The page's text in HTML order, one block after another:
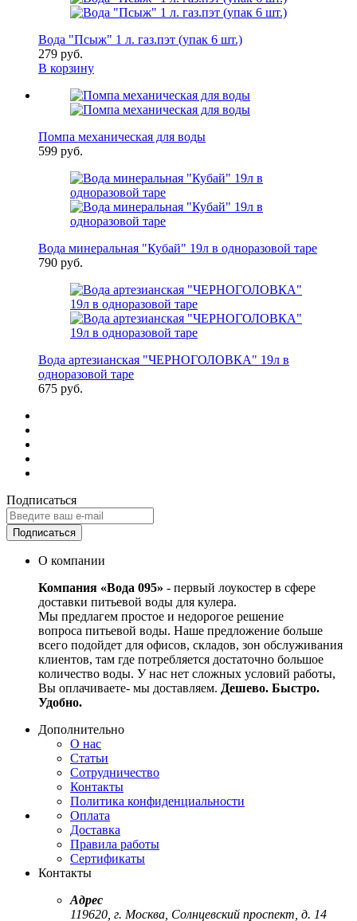
Вода "Псыж" 1 л. газ.пэт (упак 6 шт.)
279 руб.
В корзину
Помпа механическая для воды
599 руб.
Вода минеральная "Кубай" 19л в одноразовой таре
790 руб.
Вода артезианская "ЧЕРНОГОЛОВКА" 19л в
одноразовой таре
675 руб.
Подписаться
Подписаться
О компании
Компания «Вода 095» - первый лоукостер в сфере
доставки питьевой воды для кулера.
Мы предлагем простое и недорогое решение
вопроса питьевой воды. Наше предложение больше
всего подойдет для офисов, складов, зон обслуживания
клиентов, там где потребляется достаточно большое
количество воды. У нас нет сложных условий работы,
Вы оплачиваете- мы доставляем. Дешево. Быстро.
Удобно.
Дополнительно
О нас
Статьи
Сотрудничество
Контакты
Политика конфиденциальности
Оплата
Доставка
Правила работы
Сертификаты
Контакты
Адрес
119620, г. Москва, Солнцевский проспект, д. 14